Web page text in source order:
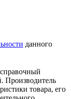
данного
Производитель
товара, его